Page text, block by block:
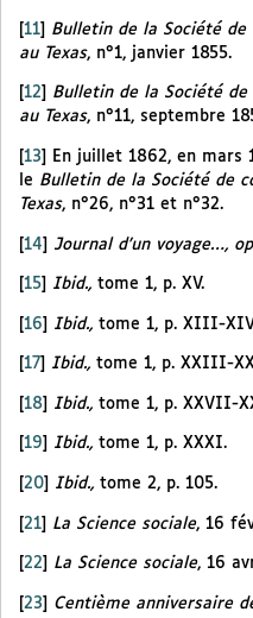
[11] Bulletin de la Société de
au Texas, n°1, janvier 1855.
12
Bulletin de la Société
au Texas, n°11, septembre
13
En juillet 1862, en mars
le Bulletin de la Société de
Texas, n°26, n°31 et n°32.
[14] Journal d’un voyage…,
15 Ibid., tome 1, p. XV.
[16] Ibid., tome 1, p. XIII-
17 Ibid., tome 1, p. XXIII-
[18] Ibid., tome 1, p. XXVII-
19 Ibid., tome 1, p. XXXI.
20 Ibid., tome 2, p. 105.
[21] La Science sociale, 16
22 La Science sociale, 16
[23] Centième anniversaire